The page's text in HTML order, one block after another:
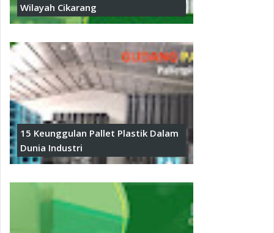
Wilayah Cikarang
15 Keunggulan Pallet Plastik Dalam
Dunia Industri